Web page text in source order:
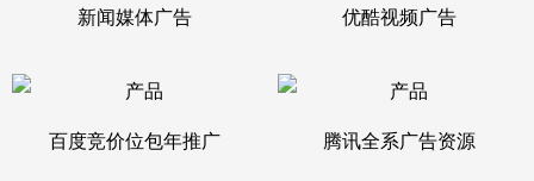
新闻媒体广告 优酷视频广告
百度竞价位包年推广 腾讯全系广告资源